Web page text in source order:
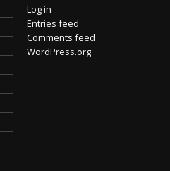
Log in
Entries feed
Comments feed
WordPress.org